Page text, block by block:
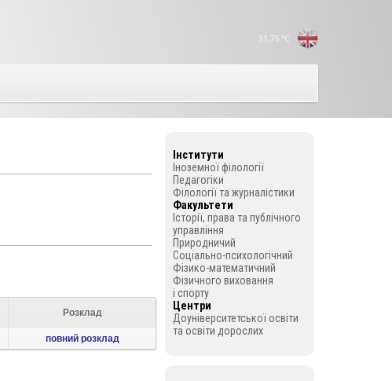
31,75 °C
Розклад
повний розклад
Інститути
Іноземної філології
Педагогіки
Філології та журналістики
Факультети
Історії, права та публічного
управління
Природничий
Соціально-психологічний
Фізико-математичний
Фізичного виховання
і спорту
Центри
Доуніверситетської освіти
та освіти дорослих